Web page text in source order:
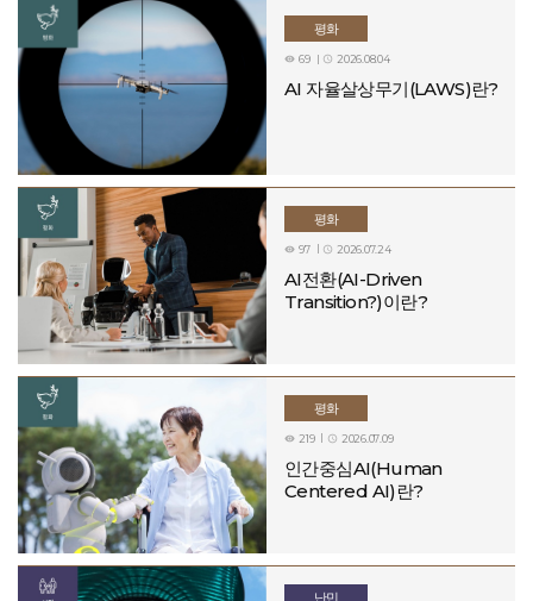
Fund is an initiative to expand access to quality education
and sports for children worldwide. The Fund mobilises
resources and partnerships to support grassroots
organizations improving education outcomes, particularly
for children in underserved communities.The Fund's four
main messages are:▶ Education and Opportunity: Every
child deserves access to quality education and the chance
to thrive.▶ Sport as a Force for Change: The power of
sport can transform lives, strengthen communities, and
open pathways to education.▶ Partnership &
Collaboration: The Fund brings together governments,
companies, and communities to create sustainable
impact.▶ Equity & Impact: Focused on underserved
communities and inclusive education outcomes. (Details:
FIFA https://www.fifa.com/en/global-citizen)Speaking on
stage at Global Citizen NOW, FIFA President Gianni
Infantino, said: “Last summer, I joined the Global Citizen
Festival to announce a major partnership between FIFA
and Global Citizen, and to reveal the cities that will host
the first FIFA Club World Cup to be held in the US. Today,
we are announcing the FIFA Global Citizen Education
Fund, a new initiative to raise money from philanthropies,
businesses and the public to support global learning. I’m
pleased to announce that one dollar from every ticket
sold to the FIFA Club World Cup 2025 will go to the fund.
Football unites the world, and over the coming years we
평화
 69  2026.08.04
AI 자율살상무기(LAWS)란?
평화
 97  2026.07.24
AI전환(AI-Driven
Transition?)이란?
평화
 219  2026.07.09
인간중심AI(Human
Centered AI)란?
난민